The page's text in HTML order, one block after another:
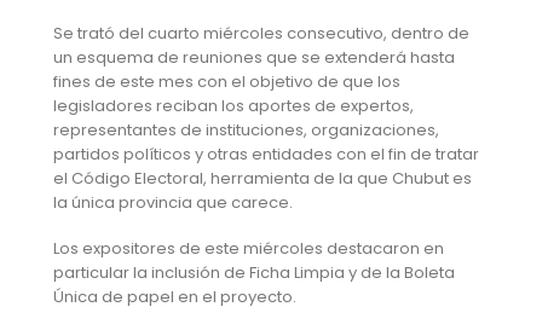
Se trató del cuarto miércoles consecutivo, dentro de
un esquema de reuniones que se extenderá hasta
fines de este mes con el objetivo de que los
legisladores reciban los aportes de expertos,
representantes de instituciones, organizaciones,
partidos políticos y otras entidades con el fin de tratar
el Código Electoral, herramienta de la que Chubut es
la única provincia que carece.
Los expositores de este miércoles destacaron en
particular la inclusión de Ficha Limpia y de la Boleta
Única de papel en el proyecto.